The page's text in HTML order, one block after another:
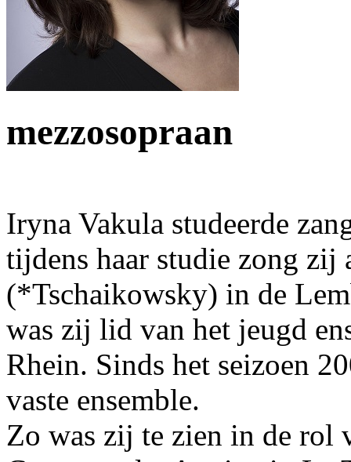
mezzosopraan
Iryna Vakula studeerde
tijdens haar studie zong zij
(*Tschaikowsky) in de
was zij lid van het jeugd
Rhein. Sinds het seizoen
vaste ensemble.
Zo was zij te zien in de rol